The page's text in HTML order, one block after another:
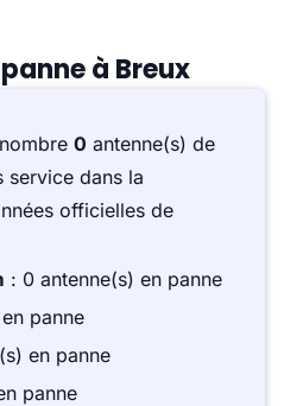
à Breux
0 antenne(s) de
service dans la
officielles de
: 0 antenne(s) en panne
panne
en panne
panne